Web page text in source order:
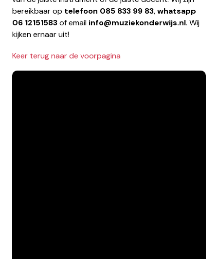
bereikbaar op telefoon 085 833 99 83,whatsapp
06 12151583of email info@muziekonderwijs.nl. Wij
kijken ernaar uit!
Keer terug naar de voorpagina